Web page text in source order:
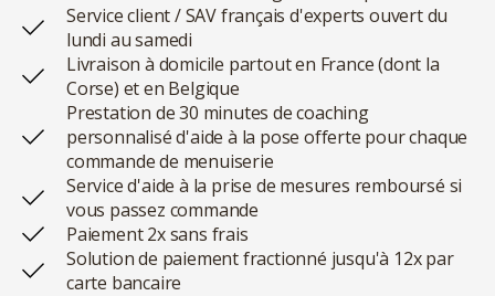
Service client / SAV français d'experts ouvert du
lundi au samedi
Livraison à domicile partout en France (dont la
Corse) et en Belgique
Prestation de 30 minutes de coaching
personnalisé d'aide à la pose offerte pour chaque
commande de menuiserie
Service d'aide à la prise de mesures remboursé si
vous passez commande
Paiement 2x sans frais
Solution de paiement fractionné jusqu'à 12x par
carte bancaire